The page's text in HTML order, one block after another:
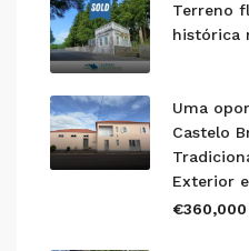
Terreno
histórica
Uma
Castelo
Exterior
€360,000